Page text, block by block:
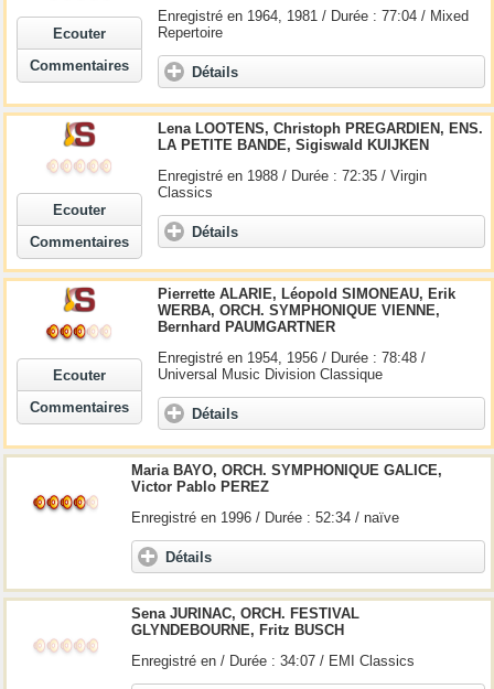
Ecouter
Commentaires
Enregistré en 1964, 1981 / Durée : 77:04 / Mixed
Repertoire
Détails
Ecouter
Commentaires
Lena LOOTENS, Christoph PREGARDIEN, ENS.
LA PETITE BANDE, Sigiswald KUIJKEN
Enregistré en 1988 / Durée : 72:35 / Virgin
Classics
Détails
Ecouter
Commentaires
Pierrette ALARIE, Léopold SIMONEAU, Erik
WERBA, ORCH. SYMPHONIQUE VIENNE,
Bernhard PAUMGARTNER
Enregistré en 1954, 1956 / Durée : 78:48 /
Universal Music Division Classique
Détails
Maria BAYO, ORCH. SYMPHONIQUE GALICE,
Victor Pablo PEREZ
Enregistré en 1996 / Durée : 52:34 / naïve
Détails
Sena JURINAC, ORCH. FESTIVAL
GLYNDEBOURNE, Fritz BUSCH
Enregistré en / Durée : 34:07 / EMI Classics